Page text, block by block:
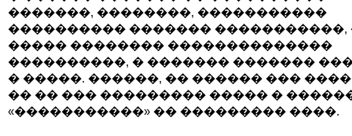
�������, ��������, �����������
���������� ������� �����������,
����� �������� ��������������
����������, � ������� �������
� �����. ������, �� ������ ���
�� �� ��� ��������� ����� �
«�����������» �� ��������� ����.